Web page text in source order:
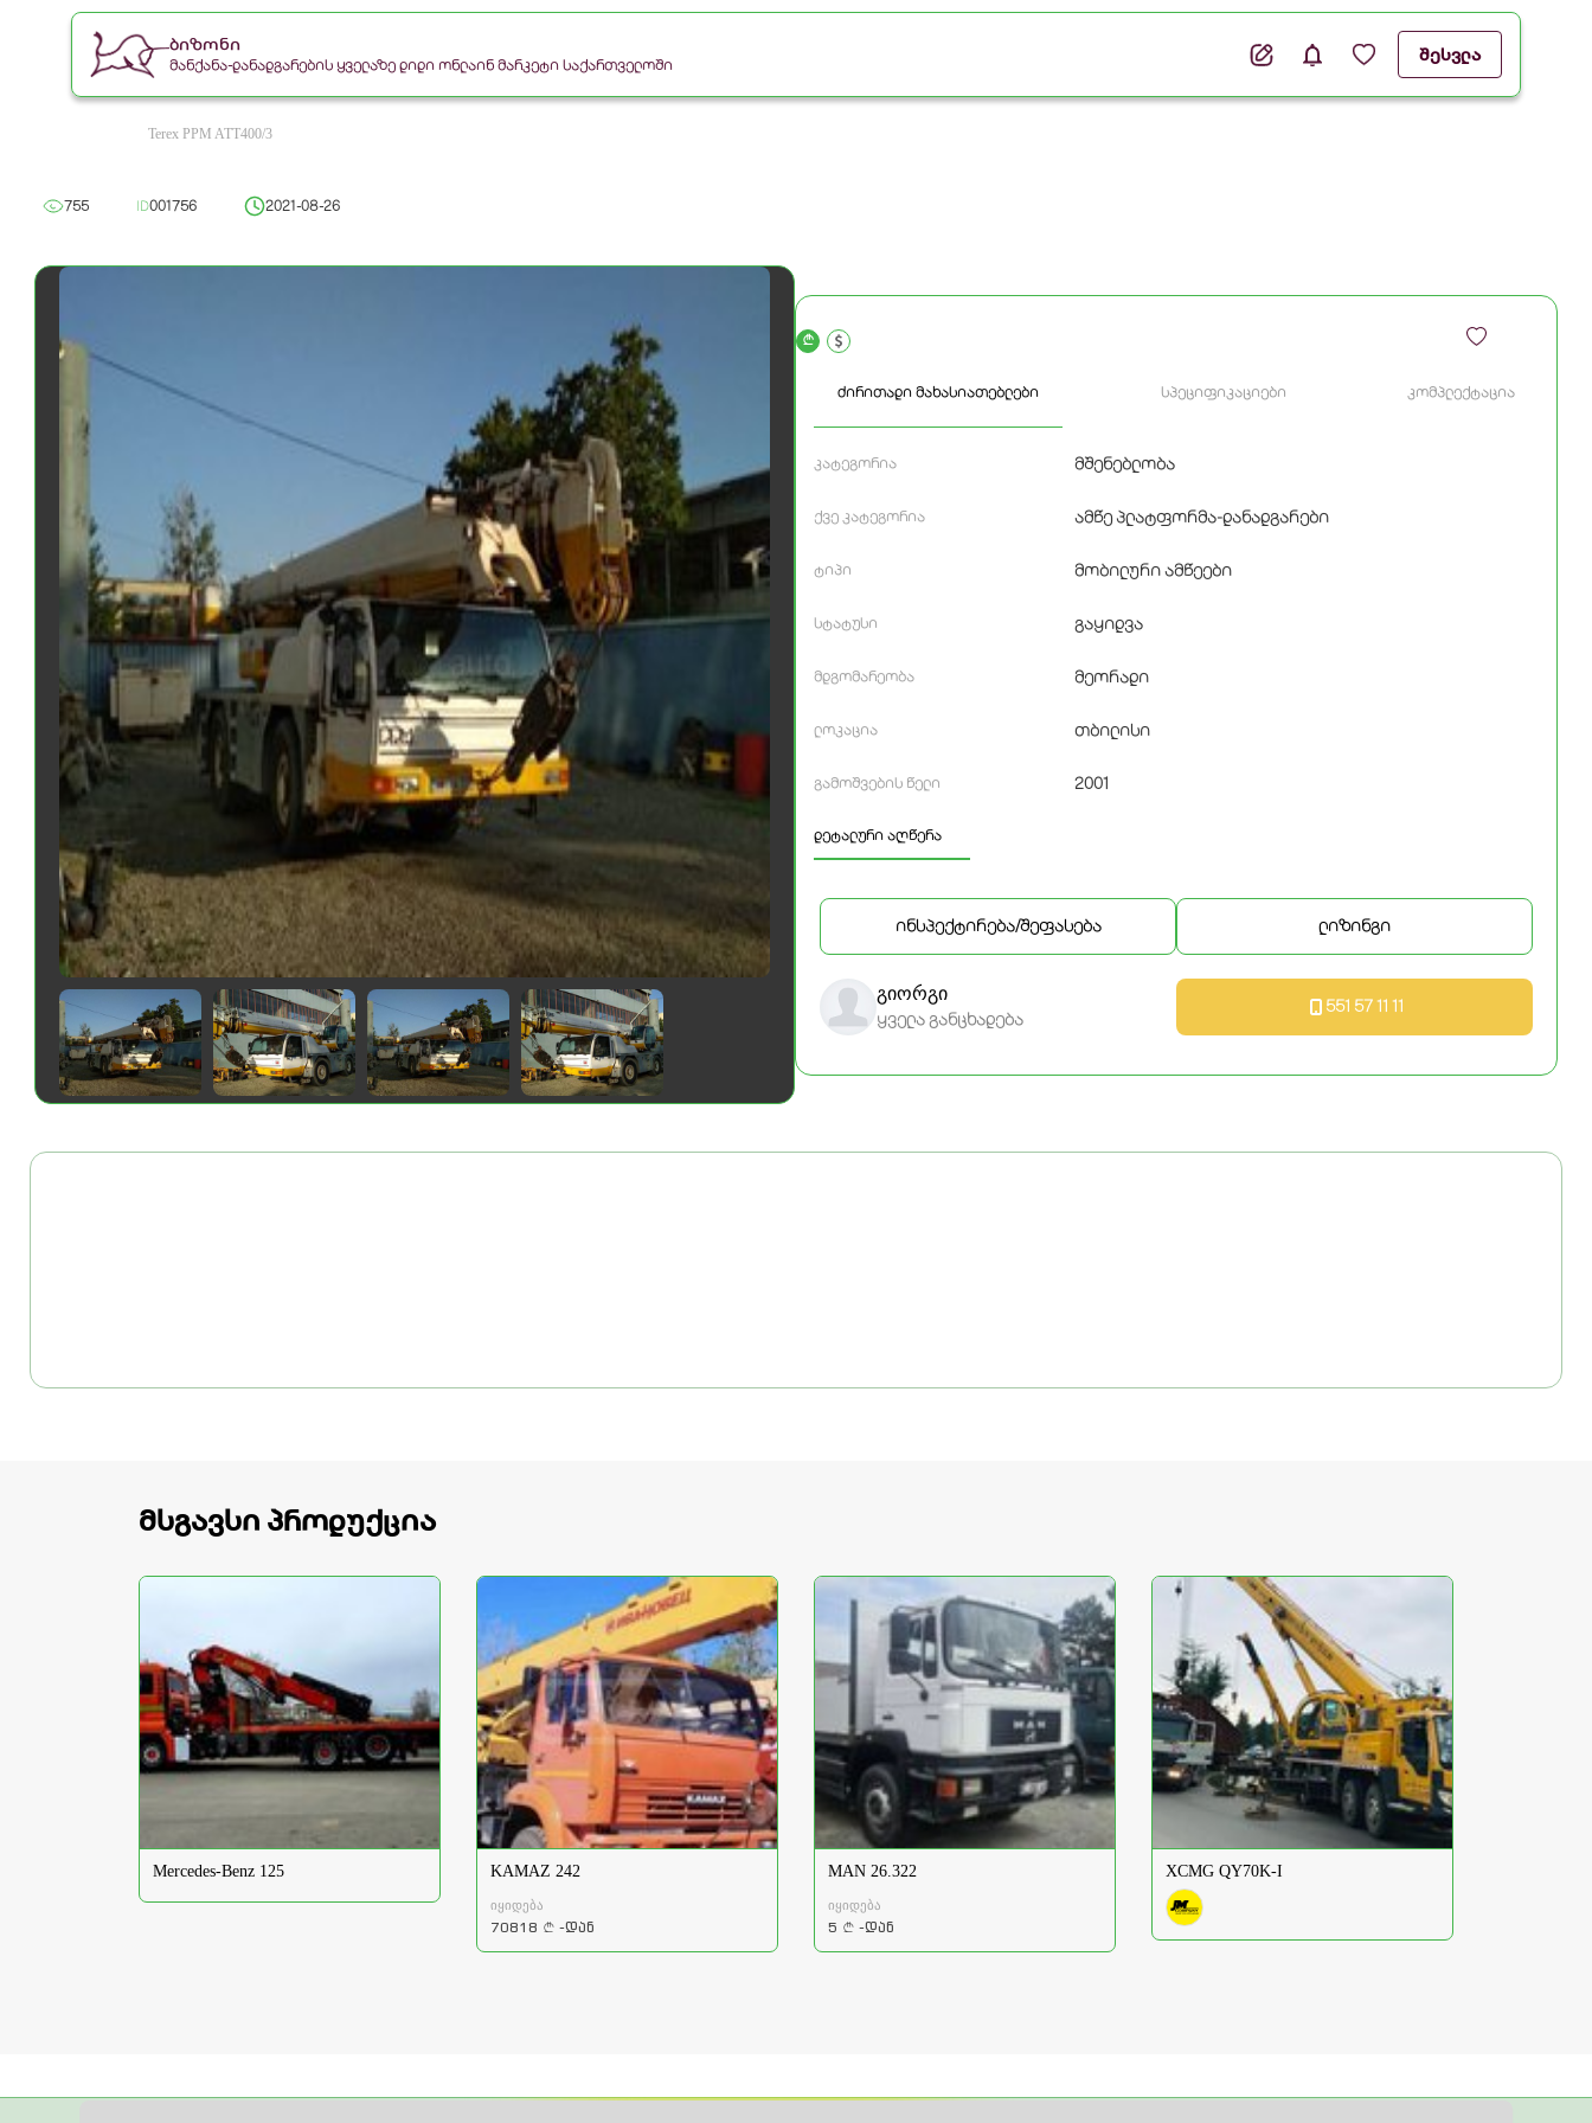
ბიზონი
მანქანა-დანადგარების ყველაზე დიდი ონლაინ მარკეტი საქართველოში
შესვლა
Terex PPM ATT400/3
755 ID001756 2021-08-26
a
ძირითადი მახასიათებლები სპეციფიკაციები კომპლექტაცია
კატეგორია მშენებლობა
ქვე კატეგორია ამწე პლატფორმა-დანადგარები
ტიპი მობილური ამწეები
სტატუსი გაყიდვა
მდგომარეობა მეორადი
ლოკაცია თბილისი
გამოშვების წელი 2001
დეტალური აღწერა
ინსპექტირება/შეფასება ლიზინგი
გიორგი
ყველა განცხადება
551 57 11 11
მსგავსი პროდუქცია
Mercedes-Benz 125 KAMAZ 242
იყიდება
70818 a -დან
MAN 26.322
იყიდება
5 a -დან
XCMG QY70K-I